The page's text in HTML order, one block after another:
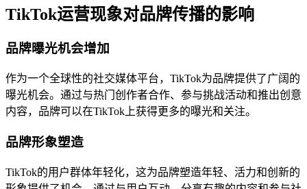
TikTok运营现象对品牌传播的影响
品牌曝光机会增加
作为一个全球性的社交媒体平台，TikTok为品牌提供了广阔的
曝光机会。通过与热门创作者合作、参与挑战活动和推出创意
内容，品牌可以在TikTok上获得更多的曝光和关注。
品牌形象塑造
TikTok的用户群体年轻化，这为品牌塑造年轻、活力和创新的